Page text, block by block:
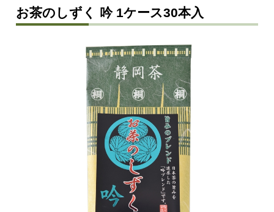
お茶のしずく 吟 1ケース30本入